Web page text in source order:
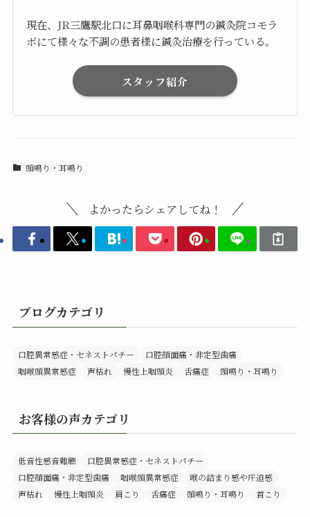
現在、JR三鷹駅北口に耳鼻咽喉科専門の鍼灸院コモラ
ボにて様々な不調の患者様に鍼灸治療を行っている。
スタッフ紹介
頭鳴り・耳鳴り
よかったらシェアしてね！
ブログカテゴリ
口腔異常感症・セネストパチー
口腔顔面痛・非定型歯痛
咽喉頭異常感症
声枯れ 慢性上咽頭炎 舌痛症 頭鳴り・耳鳴り
お客様の声カテゴリ
低音性感音難聴
口腔異常感症・セネストパチー
口腔顔面痛・非定型歯痛
咽喉頭異常感症
喉の詰まり感や圧迫感
声枯れ
慢性上咽頭炎 肩こり 舌痛症 頭鳴り・耳鳴り 首こり